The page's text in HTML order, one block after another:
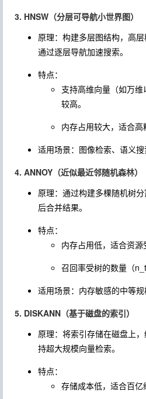
3. HNSW（分层可导航小世界图）
原理：构建多层图结构，高层
通过逐层导航加速搜索。
特点：
支持高维向量（如万
较高。
内存占用较大，适合高
适用场景：图像检索、语义搜
4. ANNOY（近似最近邻随机森林）
原理：通过构建多棵随机树
后合并结果。
特点：
内存占用低，适合资源
召回率受树的数量（
适用场景：内存敏感的中等规
5. DISKANN（基于磁盘的索引）
原理：将索引存储在磁盘上
持超大规模向量检索。
特点：
存储成本低，适合百亿